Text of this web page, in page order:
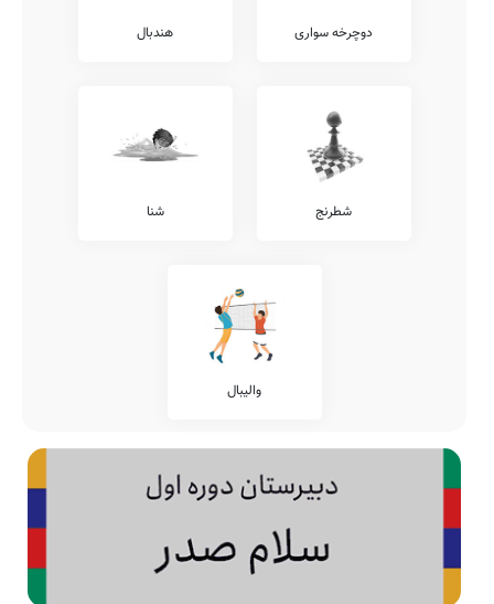
دوچرخه سواری هندبال
شطرنج شنا
والیبال